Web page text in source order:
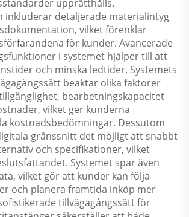
upprätthålls.
inkluderar detaljerade materialintyg
vilket förenklar
för kunder. Avancerade
i systemet hjälper till att
och minska ledtider. Systemets
beaktar olika faktorer
bearbetningskapacitet
vilket ger kunderna
kostnadsbedömningar. Dessutom
gränssnitt det möjligt att snabbt
och specifikationer, vilket
Systemet spar även
vilket gör att kunder kan följa
och planera framtida inköp mer
tillvägagångssätt för